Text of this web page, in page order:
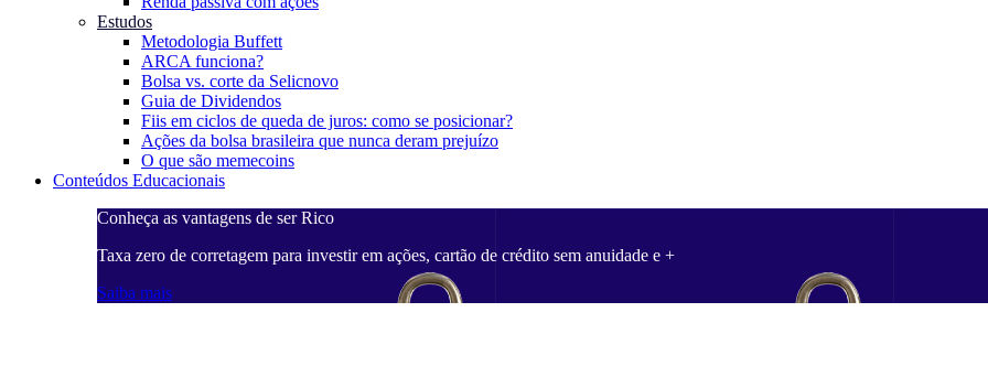
Estudos
Metodologia Buffett
ARCA funciona?
Bolsa vs. corte da Selicnovo
Guia de Dividendos
Fiis em ciclos de queda de juros: como se posicionar?
Ações da bolsa brasileira que nunca deram prejuízo
O que são memecoins
Conteúdos Educacionais
Conheça as vantagens de ser Rico
Taxa zero de corretagem para investir em ações, cartão de crédito sem anuidade e +
Saiba mais